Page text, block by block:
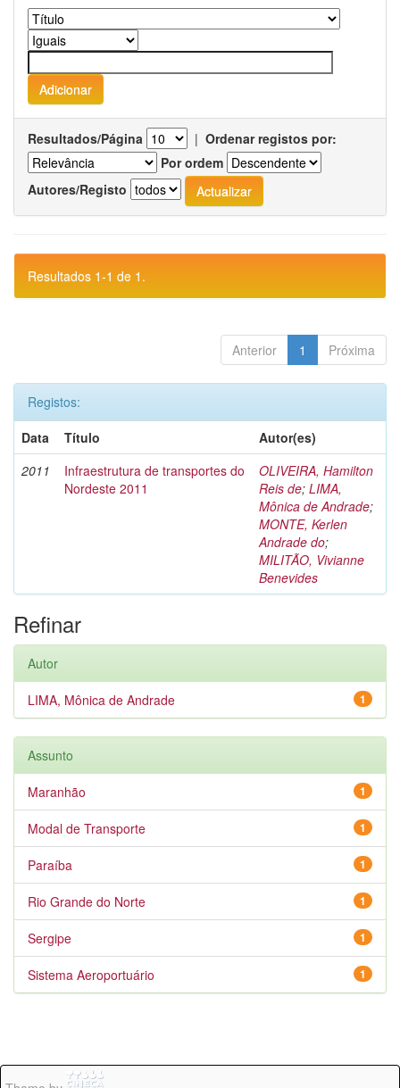
Resultados/Página | Ordenar registos por:
Por ordem
Autores/Registo
Resultados 1-1 de 1.
Anterior 1 Próxima
Registos:
Data
Título
Autor(es)
2011
Infraestrutura de transportes do
Nordeste 2011
OLIVEIRA, Hamilton
Reis de; LIMA,
Mônica de Andrade;
MONTE, Kerlen
Andrade do;
MILITÃO, Vivianne
Benevides
Refinar
Autor
1
LIMA, Mônica de Andrade
Assunto
1
Maranhão
1
Modal de Transporte
1
Paraíba
1
Rio Grande do Norte
1
Sergipe
1
Sistema Aeroportuário